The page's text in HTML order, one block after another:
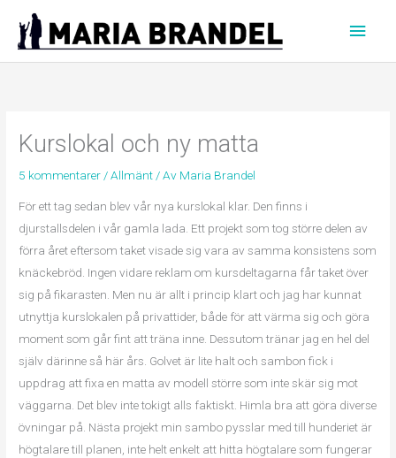
innehåll
Kurslokal och ny matta
5 kommentarer /Allmänt / Av Maria Brandel
För ett tag sedan blev vår nya kurslokal klar. Den finns i
djurstallsdelen i vår gamla lada. Ett projekt som tog större delen av
förra året eftersom taket visade sig vara av samma konsistens som
knäckebröd. Ingen vidare reklam om kursdeltagarna får taket över
sig på fikarasten. Men nu är allt i princip klart och jag har kunnat
utnyttja kurslokalen på privattider, både för att värma sig och göra
moment som går fint att träna inne. Dessutom tränar jag en hel del
själv därinne så här års. Golvet är lite halt och sambon fick i
uppdrag att fixa en matta av modell större som inte skär sig mot
väggarna. Det blev inte tokigt alls faktiskt. Himla bra att göra diverse
övningar på. Nästa projekt min sambo pysslar med till hunderiet är
högtalare till planen, inte helt enkelt att hitta högtalare som fungerar